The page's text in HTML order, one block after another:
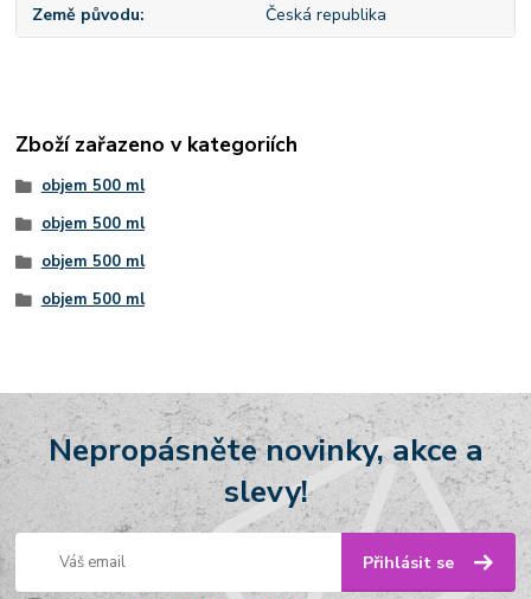
Země původu Česká republika
Zboží zařazeno v kategoriích
objem 500 ml
objem 500 ml
objem 500 ml
objem 500 ml
Nepropásněte novinky, akce a
slevy!
Přihlásit se